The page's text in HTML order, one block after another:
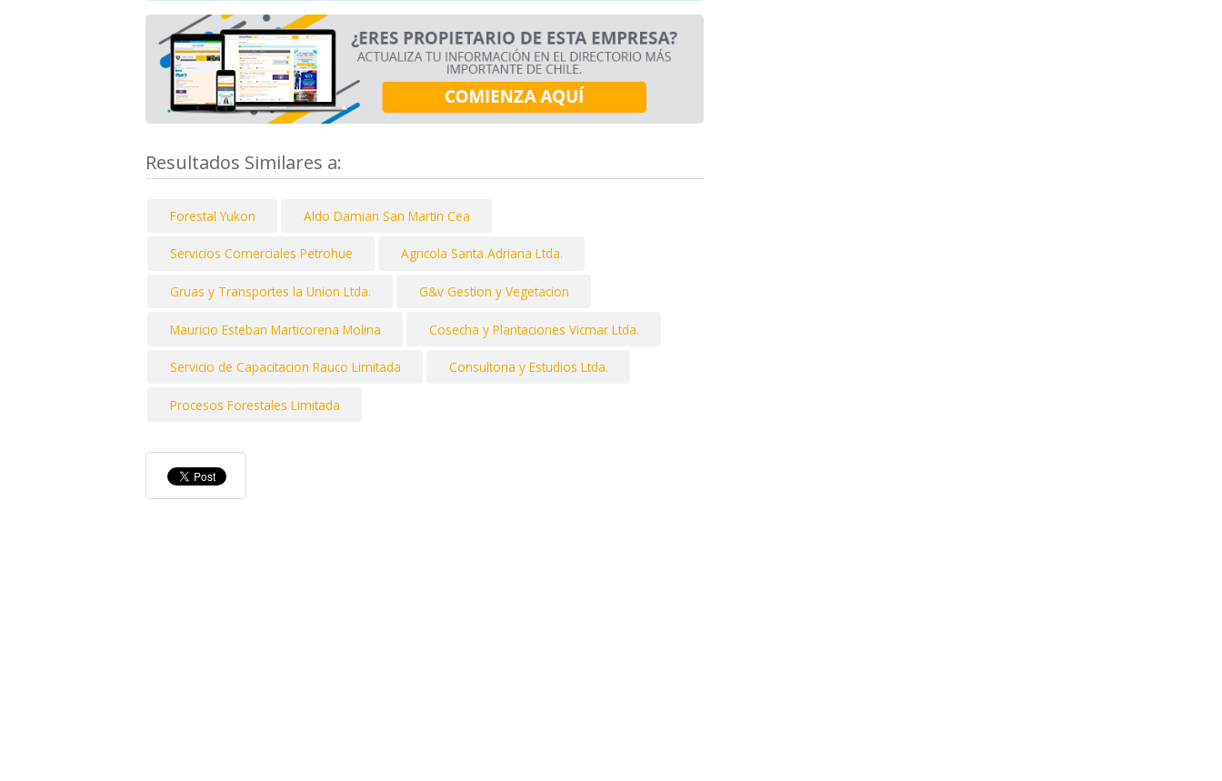
Resultados Similares a:
Forestal Yukon Aldo Damian San Martin Cea
Servicios Comerciales Petrohue Agricola Santa Adriana Ltda.
Gruas y Transportes la Union Ltda. G&v Gestion y Vegetacion
Mauricio Esteban Marticorena Molina Cosecha y Plantaciones Vicmar Ltda.
Servicio de Capacitacion Rauco Limitada Consultoria y Estudios Ltda.
Procesos Forestales Limitada